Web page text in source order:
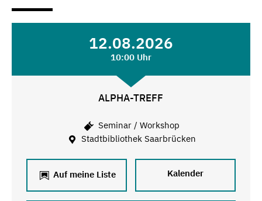
12.08.2026
10:00 Uhr
ALPHA-TREFF
Seminar / Workshop
Stadtbibliothek Saarbrücken
Auf meine Liste Kalender